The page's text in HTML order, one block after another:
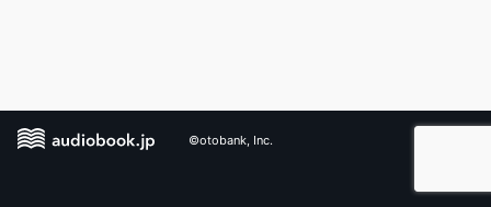
©otobank, Inc.